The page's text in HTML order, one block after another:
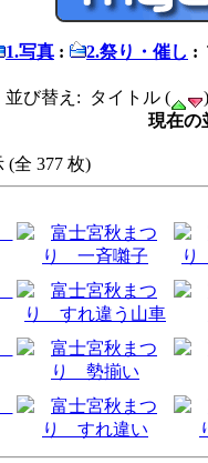
1.写真 : 2.祭り・催し :
並び替え: タイトル (
現在の
(全 377 枚)